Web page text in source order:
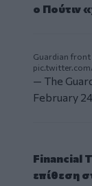
ο Πούτιν
Guardian front
— The
February
Financial
επίθεση